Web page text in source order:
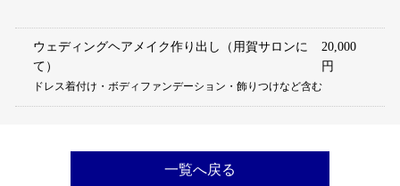
ウェディングヘアメイク作り出し（用賀サロンに
て）
20,000
円
ドレス着付け・ボディファンデーション・飾りつけなど含む
一覧へ戻る